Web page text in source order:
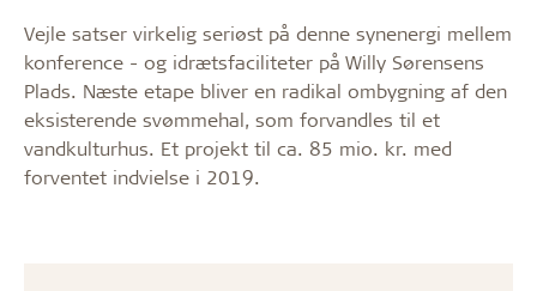
Vejle satser virkelig seriøst på denne synenergi mellem
konference - og idrætsfaciliteter på Willy Sørensens
Plads. Næste etape bliver en radikal ombygning af den
eksisterende svømmehal, som forvandles til et
vandkulturhus. Et projekt til ca. 85 mio. kr. med
forventet indvielse i 2019.